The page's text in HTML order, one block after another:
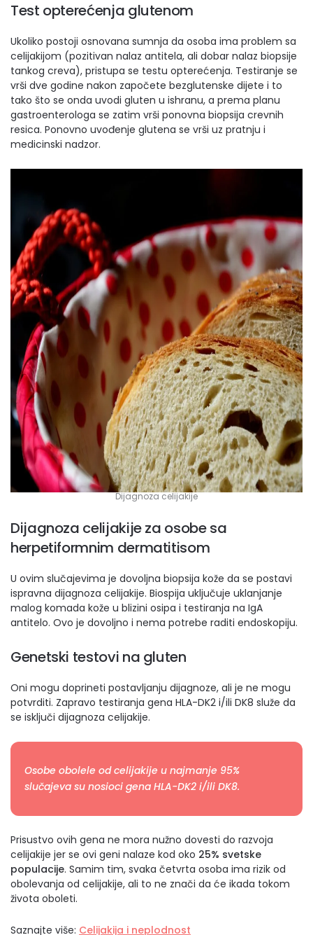
Test opterećenja glutenom
Ukoliko postoji osnovana sumnja da osoba ima problem sa
celijakijom (pozitivan nalaz antitela, ali dobar nalaz biopsije
tankog creva), pristupa se testu opterećenja. Testiranje se
vrši dve godine nakon započete bezglutenske dijete i to
tako što se onda uvodi gluten u ishranu, a prema planu
gastroenterologa se zatim vrši ponovna biopsija crevnih
resica. Ponovno uvođenje glutena se vrši uz pratnju i
medicinski nadzor.
Dijagnoza celijakije
Dijagnoza celijakije za osobe sa
herpetiformnim dermatitisom
U ovim slučajevima je dovoljna biopsija kože da se postavi
ispravna dijagnoza celijakije. Biospija uključuje uklanjanje
malog komada kože u blizini osipa i testiranja na IgA
antitelo. Ovo je dovoljno i nema potrebe raditi endoskopiju.
Genetski testovi na gluten
Oni mogu doprineti postavljanju dijagnoze, ali je ne mogu
potvrditi. Zapravo testiranja gena HLA-DK2 i/ili DK8 služe da
se isključi dijagnoza celijakije.
Osobe obolele od celijakije u najmanje 95%
slučajeva su nosioci gena HLA-DK2 i/ili DK8.
Prisustvo ovih gena ne mora nužno dovesti do razvoja
celijakije jer se ovi geni nalaze kod oko 25% svetske
populacije. Samim tim, svaka četvrta osoba ima rizik od
obolevanja od celijakije, ali to ne znači da će ikada tokom
života oboleti.
Saznajte više: Celijakija i neplodnost